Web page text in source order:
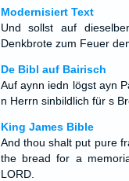
Modernisiert Text
Und sollst auf
Denkbrote zum Feuer
De Bibl auf Bairisch
Auf aynn iedn lögst ayn
n Herrn sinbildlich für s
King James Bible
And thou shalt put pure
the bread for a
LORD.